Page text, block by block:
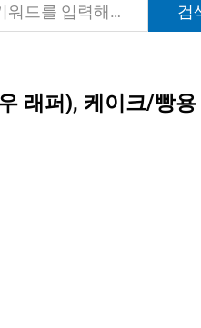
검
래퍼), 케이크/빵용